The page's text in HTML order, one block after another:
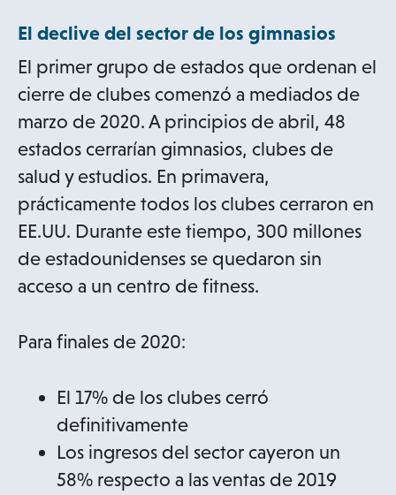
El declive del sector de los gimnasios
El primer grupo de estados que ordenan el
cierre de clubes comenzó a mediados de
marzo de 2020. A principios de abril, 48
estados cerrarían gimnasios, clubes de
salud y estudios. En primavera,
prácticamente todos los clubes cerraron en
EE.UU. Durante este tiempo, 300 millones
de estadounidenses se quedaron sin
acceso a un centro de fitness.
Para finales de 2020:
El 17% de los clubes cerró
definitivamente
Los ingresos del sector cayeron un
58% respecto a las ventas de 2019